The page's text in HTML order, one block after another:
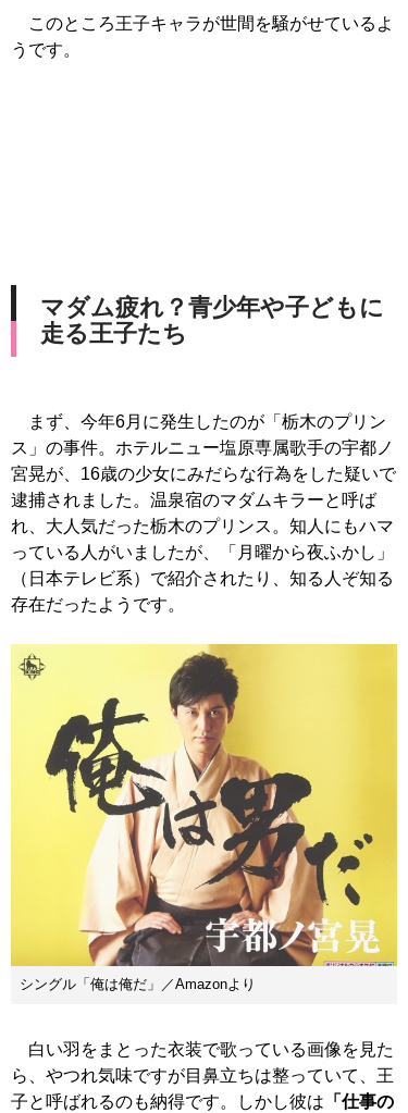
このところ王子キャラが世間を騒がせているよ
うです。
マダム疲れ？青少年や子どもに
走る王子たち
まず、今年6月に発生したのが「栃木のプリン
ス」の事件。ホテルニュー塩原専属歌手の宇都ノ
宮晃が、16歳の少女にみだらな行為をした疑いで
逮捕されました。温泉宿のマダムキラーと呼ば
れ、大人気だった栃木のプリンス。知人にもハマ
っている人がいましたが、「月曜から夜ふかし」
（日本テレビ系）で紹介されたり、知る人ぞ知る
存在だったようです。
シングル「俺は俺だ」／Amazonより
白い羽をまとった衣装で歌っている画像を見た
ら、やつれ気味ですが目鼻立ちは整っていて、王
子と呼ばれるのも納得です。しかし彼は 「仕事の